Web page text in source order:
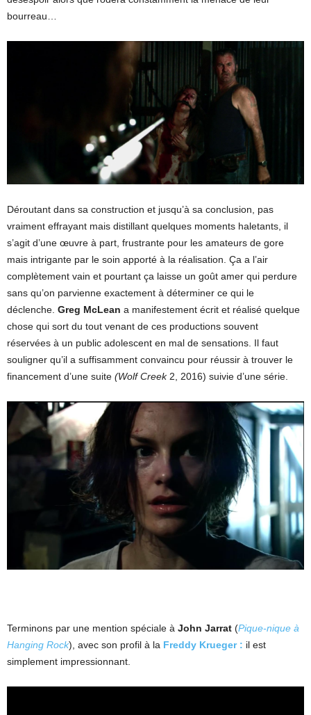
bourreau…
Déroutant dans sa construction et jusqu’à sa conclusion, pas
vraiment effrayant mais distillant quelques moments haletants, il
s’agit d’une œuvre à part, frustrante pour les amateurs de gore
mais intrigante par le soin apporté à la réalisation. Ça a l’air
complètement vain et pourtant ça laisse un goût amer qui perdure
sans qu’on parvienne exactement à déterminer ce qui le
déclenche. Greg McLean a manifestement écrit et réalisé quelque
chose qui sort du tout venant de ces productions souvent
réservées à un public adolescent en mal de sensations. Il faut
souligner qu’il a suffisamment convaincu pour réussir à trouver le
financement d’une suite (Wolf Creek2, 2016) suivie d’une série.
Terminons par une mention spéciale à John Jarrat (Pique-nique à
Hanging Rock), avec son profil à la Freddy Krueger : il est
simplement impressionnant.